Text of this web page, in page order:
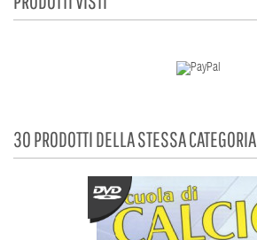
30 PRODOTTI DELLA STESSA CATEGORIA